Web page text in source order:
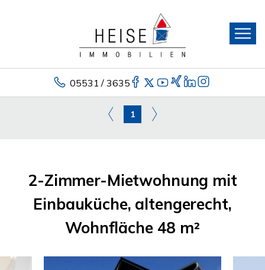
05531 / 3635
1
2-Zimmer-Mietwohnung mit
Einbauküche, altengerecht,
Wohnfläche 48 m²